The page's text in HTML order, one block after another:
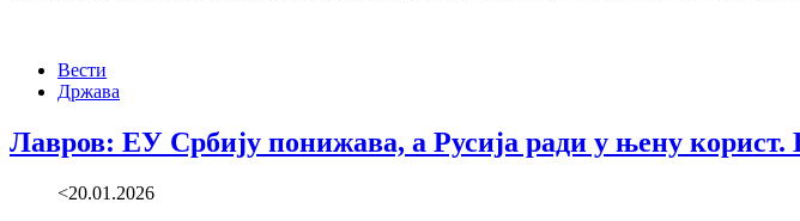
Вести
Држава
Лавров: ЕУ Србију понижава, а Русија ради у њену
<20.01.2026